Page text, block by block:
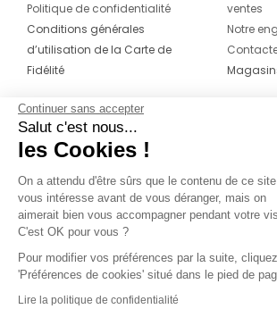
Politique de confidentialité
Conditions générales
d’utilisation de la Carte de
Fidélité
ventes
Notre
CONTACT
04 42 20 78 42
Du lundi au jeudi de 8h30 à 16h30 & le
vendredi de 8h30 à 15h30
Continuer sans accepter
Salut c'est nous...
les Cookies !
On a attendu d'être sûrs que le contenu de ce site
vous intéresse avant de vous déranger, mais on
aimerait bien vous accompagner pendant votre
C'est OK pour vous ?
Pour modifier vos préférences par la suite,
'Préférences de cookies' situé dans le pied de
Lire la politique de confidentialité